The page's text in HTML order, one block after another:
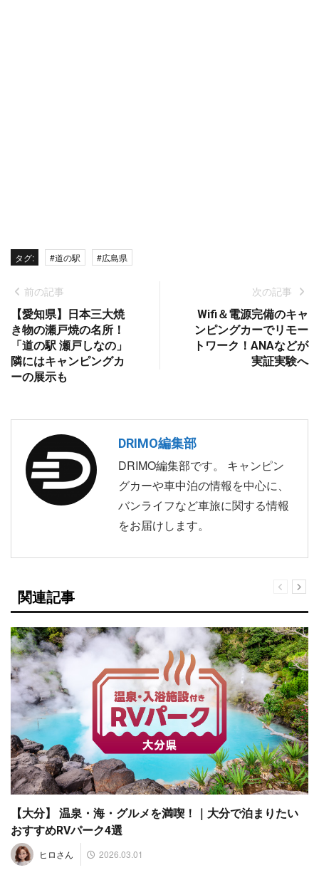
タグ: #道の駅 #広島県
前の記事
【愛知県】日本三大焼
き物の瀬戸焼の名所！
「道の駅 瀬戸しなの」
隣にはキャンピングカ
ーの展示も
次の記事
Wifi＆電源完備のキャ
ンピングカーでリモー
トワーク！ANAなどが
実証実験へ
DRIMO編集部
DRIMO編集部です。 キャンピン
グカーや車中泊の情報を中心に、
バンライフなど車旅に関する情報
をお届けします。
関連記事
【大分】 温泉・海・グルメを満喫！｜大分で泊まりたい
おすすめRVパーク4選
ヒロさん 2026.03.01